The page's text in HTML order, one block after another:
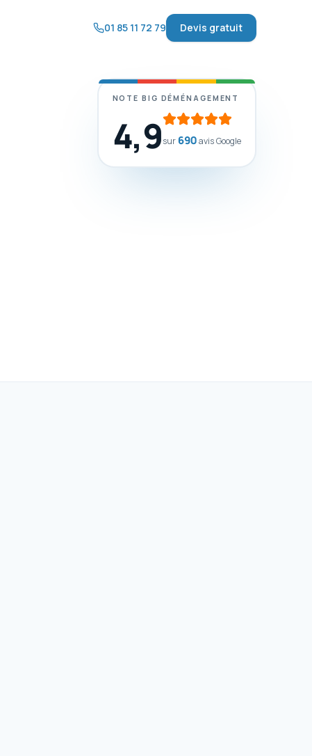
01 85 11 72 79 Devis gratuit
NOTE BIG DÉMÉNAGEMENT
4,9sur690avis Google